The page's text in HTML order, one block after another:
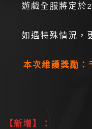
遊戲全服將定於2
如遇特殊情況，更
本次維護獎勵：千
【新增】：